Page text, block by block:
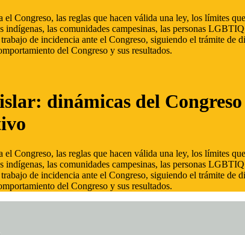
el Congreso, las reglas que hacen válida una ley, los límites
indígenas, las comunidades campesinas, las personas
de incidencia ante el Congreso, siguiendo el trámite
del Congreso y sus resultados.
dinámicas del
el Congreso, las reglas que hacen válida una ley, los límites
indígenas, las comunidades campesinas, las personas
de incidencia ante el Congreso, siguiendo el trámite
del Congreso y sus resultados.